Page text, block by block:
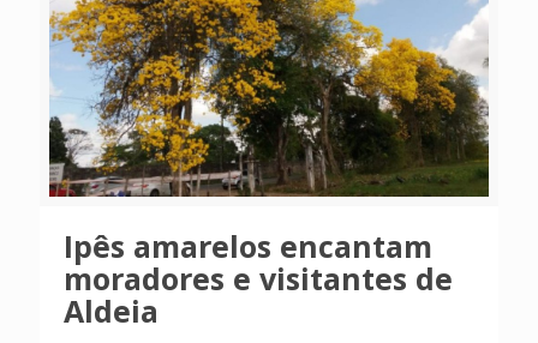
Ipês amarelos encantam
moradores e visitantes de
Aldeia